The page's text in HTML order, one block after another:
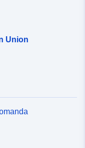
10.5281/
dc/dcmitype/Dataset
Union